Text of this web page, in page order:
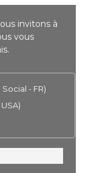
invitons à
vous
- FR)